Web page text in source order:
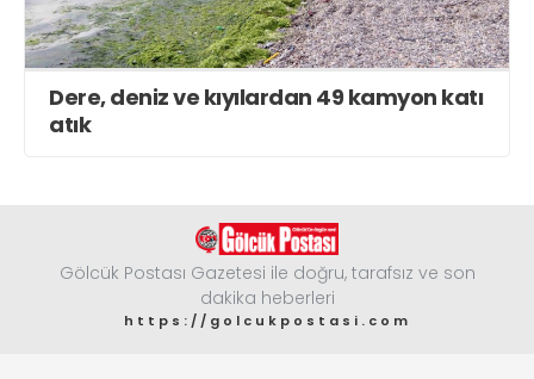
Dere, deniz ve kıyılardan 49 kamyon katı
atık
Gölcük Postası Gazetesi ile doğru, tarafsız ve son
dakika heberleri
https://golcukpostasi.com